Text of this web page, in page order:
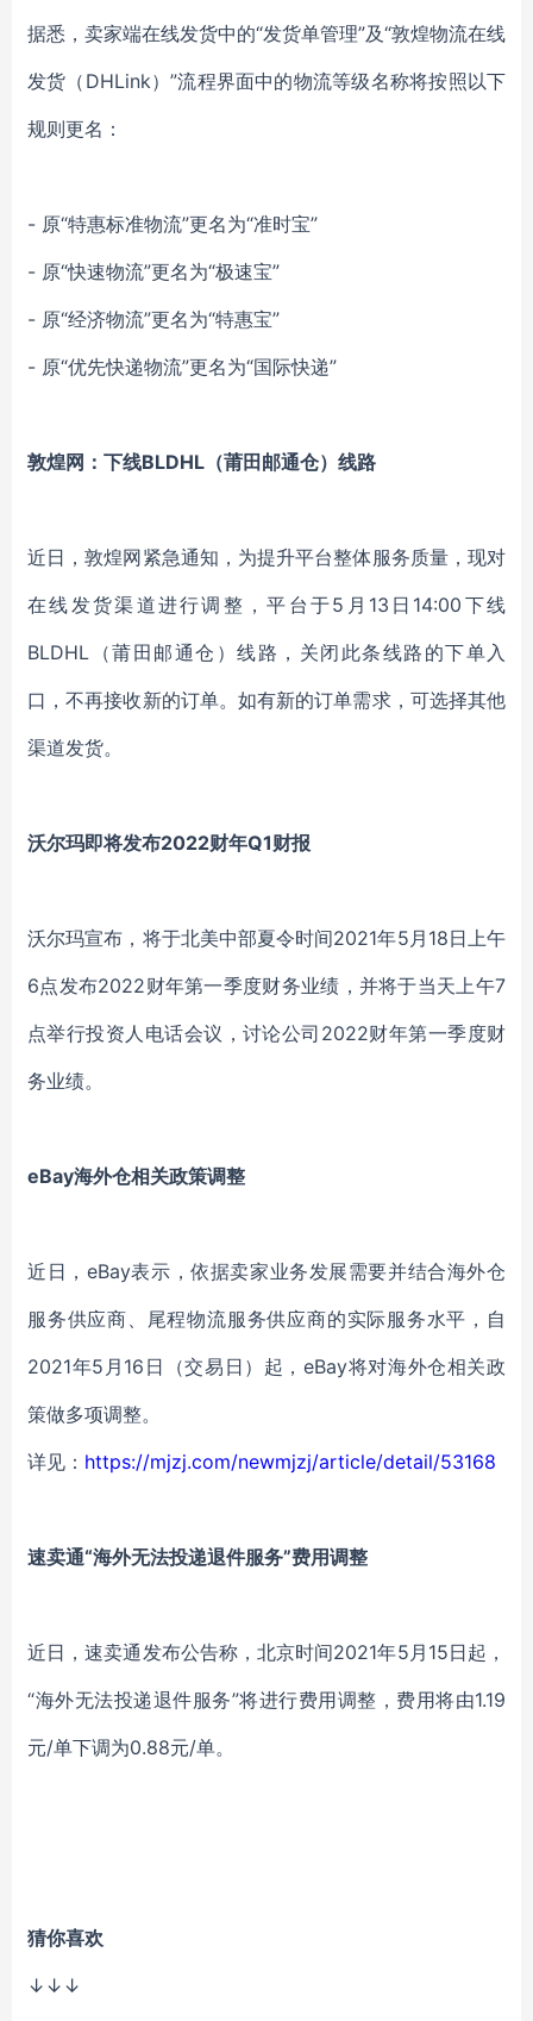
据悉，卖家端在线发货中的“发货单管理”及“敦煌物流在线
发货（DHLink）”流程界面中的物流等级名称将按照以下
规则更名：
- 原“特惠标准物流”更名为“准时宝”
- 原“快速物流”更名为“极速宝”
- 原“经济物流”更名为“特惠宝”
- 原“优先快递物流”更名为“国际快递”
敦煌网：下线BLDHL（莆田邮通仓）线路
近日，敦煌网紧急通知，为提升平台整体服务质量，现对
在线发货渠道进行调整，平台于5月13日14:00下线
BLDHL（莆田邮通仓）线路，关闭此条线路的下单入
口，不再接收新的订单。如有新的订单需求，可选择其他
渠道发货。
沃尔玛即将发布2022财年Q1财报
沃尔玛宣布，将于北美中部夏令时间2021年5月18日上午
6点发布2022财年第一季度财务业绩，并将于当天上午7
点举行投资人电话会议，讨论公司2022财年第一季度财
务业绩。
eBay海外仓相关政策调整
近日，eBay表示，依据卖家业务发展需要并结合海外仓
服务供应商、尾程物流服务供应商的实际服务水平，自
2021年5月16日（交易日）起，eBay将对海外仓相关政
策做多项调整。
详见： https://mjzj.com/newmjzj/article/detail/53168
速卖通“海外无法投递退件服务”费用调整
近日，速卖通发布公告称，北京时间2021年5月15日起，
“海外无法投递退件服务”将进行费用调整，费用将由1.19
元/单下调为0.88元/单。
猜你喜欢
↓↓↓